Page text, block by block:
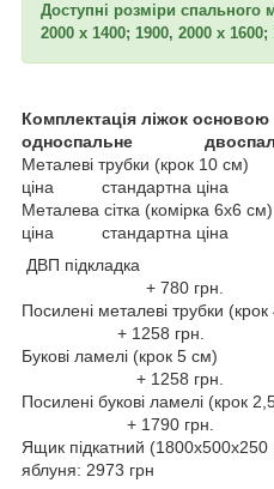
Доступні розміри спального
2000 х 1400; 1900, 2000 х 1600;
Комплектація ліжок
односпальне
Металеві трубки
ціна стандартна ціна
Металева сітка
ціна стандартна ціна
ДВП
+ 780 грн.
Посилені металеві
+ 1258 грн.
Букові ламелі
+ 1258 грн.
Посилені букові
+ 1790 грн.
Ящик підкатний
яблуня: 2973 грн